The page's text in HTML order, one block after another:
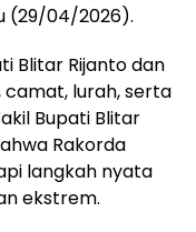
(29/04/2026).
Blitar Rijanto dan
camat, lurah, serta
Bupati Blitar
Rakorda
langkah nyata
ekstrem.